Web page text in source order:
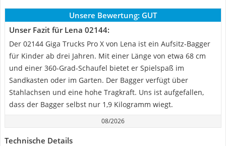
Unsere Bewertung: GUT
Unser Fazit für Lena 02144:
Der 02144 Giga Trucks Pro X von Lena ist ein Aufsitz-Bagger
für Kinder ab drei Jahren. Mit einer Länge von etwa 68 cm
und einer 360-Grad-Schaufel bietet er Spielspaß im
Sandkasten oder im Garten. Der Bagger verfügt über
Stahlachsen und eine hohe Tragkraft. Uns ist aufgefallen,
dass der Bagger selbst nur 1,9 Kilogramm wiegt.
08/2026
Technische Details